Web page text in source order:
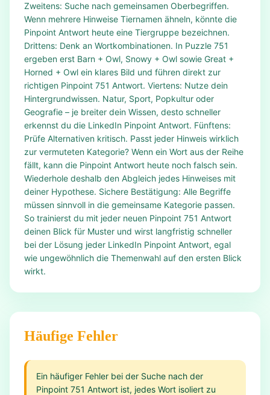
Zweitens: Suche nach gemeinsamen Oberbegriffen.
Wenn mehrere Hinweise Tiernamen ähneln, könnte die
Pinpoint Antwort heute eine Tiergruppe bezeichnen.
Drittens: Denk an Wortkombinationen. In Puzzle 751
ergeben erst Barn + Owl, Snowy + Owl sowie Great +
Horned + Owl ein klares Bild und führen direkt zur
richtigen Pinpoint 751 Antwort. Viertens: Nutze dein
Hintergrundwissen. Natur, Sport, Popkultur oder
Geografie – je breiter dein Wissen, desto schneller
erkennst du die LinkedIn Pinpoint Antwort. Fünftens:
Prüfe Alternativen kritisch. Passt jeder Hinweis wirklich
zur vermuteten Kategorie? Wenn ein Wort aus der Reihe
fällt, kann die Pinpoint Antwort heute noch falsch sein.
Wiederhole deshalb den Abgleich jedes Hinweises mit
deiner Hypothese. Sichere Bestätigung: Alle Begriffe
müssen sinnvoll in die gemeinsame Kategorie passen.
So trainierst du mit jeder neuen Pinpoint 751 Antwort
deinen Blick für Muster und wirst langfristig schneller
bei der Lösung jeder LinkedIn Pinpoint Antwort, egal
wie ungewöhnlich die Themenwahl auf den ersten Blick
wirkt.
Häufige Fehler
Ein häufiger Fehler bei der Suche nach der
Pinpoint 751 Antwort ist, jedes Wort isoliert zu